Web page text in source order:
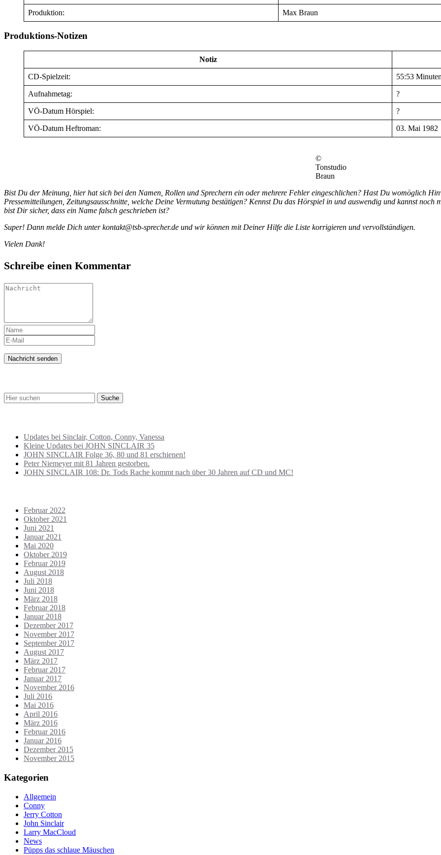
Produktion: Max Braun
Produktions-Notizen
Notiz
CD-Spielzeit: 55:53
Aufnahmetag: ?
VÖ-Datum Hörspiel: ?
VÖ-Datum Heftroman: 03. Mai 1982
©
Tonstudio
Braun
Bist Du der Meinung, hier hat sich bei den Namen, Rollen und Sprechern ein oder mehrere Fehler eingeschlichen? Hast Du womöglich
Pressemitteilungen, Zeitungsausschnitte, welche Deine Vermutung bestätigen? Kennst Du das Hörspiel in und auswendig und kannst
bist Dir sicher, dass ein Name falsch geschrieben ist?
Super! Dann melde Dich unter kontakt@tsb-sprecher.de und wir können mit Deiner Hilfe die Liste korrigieren und vervollständigen.
Vielen Dank!
Schreibe einen Kommentar
Updates bei Sinclair, Cotton, Conny, Vanessa
Kleine Updates bei JOHN SINCLAIR 35
JOHN SINCLAIR Folge 36, 80 und 81 erschienen!
Peter Niemeyer mit 81 Jahren gestorben.
JOHN SINCLAIR 108: Dr. Tods Rache kommt nach über 30 Jahren auf CD und MC!
Februar 2022
Oktober 2021
Juni 2021
Januar 2021
Mai 2020
Oktober 2019
Februar 2019
August 2018
Juli 2018
Juni 2018
März 2018
Februar 2018
Januar 2018
Dezember 2017
November 2017
September 2017
August 2017
März 2017
Februar 2017
Januar 2017
November 2016
Juli 2016
Mai 2016
April 2016
März 2016
Februar 2016
Januar 2016
Dezember 2015
November 2015
Kategorien
Allgemein
Conny
Jerry Cotton
John Sinclair
Larry MacCloud
News
Püpps das schlaue Mäuschen